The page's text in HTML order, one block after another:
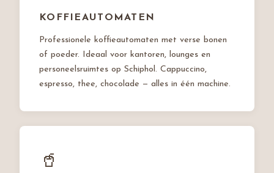
KOFFIEAUTOMATEN
Professionele koffieautomaten met verse bonen
of poeder. Ideaal voor kantoren, lounges en
personeelsruimtes op Schiphol. Cappuccino,
espresso, thee, chocolade — alles in één machine.
🥤